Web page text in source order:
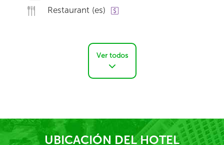
Restaurant (es)
Ver todos
UBICACIÓN DEL HOTEL